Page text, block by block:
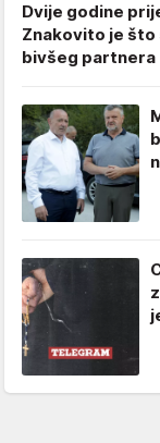
Dvije godine
Znakovito je što
bivšeg partnera